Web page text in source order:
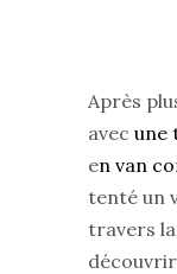
Après
avec une
en van
tenté un
travers la